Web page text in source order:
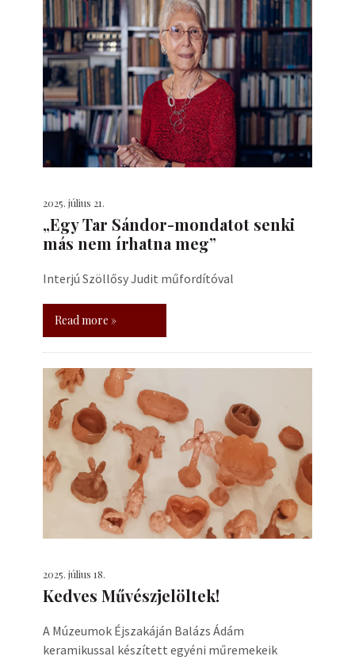
2025. július 21.
„Egy Tar Sándor-mondatot senki
más nem írhatna meg”
Interjú Szöllősy Judit műfordítóval
Read more »
2025. július 18.
Kedves Művészjelöltek!
A Múzeumok Éjszakáján Balázs Ádám
keramikussal készített egyéni műremekeik